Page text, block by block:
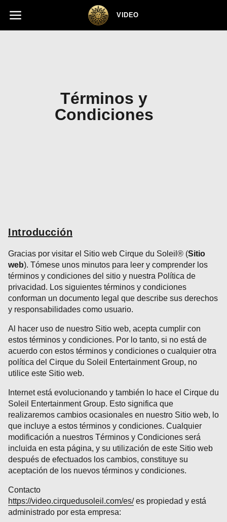
Skip to footer VIDEO
Términos y
Condiciones
Introducción
Gracias por visitar el Sitio web Cirque du Soleil® (Sitio
web). Tómese unos minutos para leer y comprender los
términos y condiciones del sitio y nuestra Política de
privacidad. Los siguientes términos y condiciones
conforman un documento legal que describe sus derechos
y responsabilidades como usuario.
Al hacer uso de nuestro Sitio web, acepta cumplir con
estos términos y condiciones. Por lo tanto, si no está de
acuerdo con estos términos y condiciones o cualquier otra
política del Cirque du Soleil Entertainment Group, no
utilice este Sitio web.
Internet está evolucionando y también lo hace el Cirque du
Soleil Entertainment Group. Esto significa que
realizaremos cambios ocasionales en nuestro Sitio web, lo
que incluye a estos términos y condiciones. Cualquier
modificación a nuestros Términos y Condiciones será
incluida en esta página, y su utilización de este Sitio web
después de efectuados los cambios, constituye su
aceptación de los nuevos términos y condiciones.
Contacto
https://video.cirquedusoleil.com/es/es propiedad y está
administrado por esta empresa: